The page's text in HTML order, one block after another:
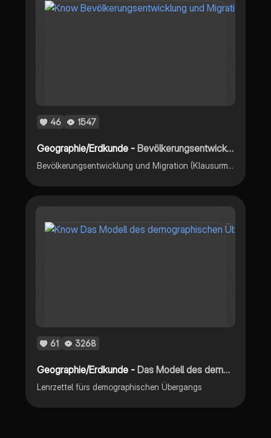
46 1547
Geographie/Erdkunde -Bevölkerungsentwicklung und Migration (Klausurmerkblatt)
Bevölkerungsentwicklung und Migration (Klausurmerkblatt)
61 3268
Geographie/Erdkunde -Das Modell des demographischen Übergangs
Lenrzettel fürs demographischen Übergangs